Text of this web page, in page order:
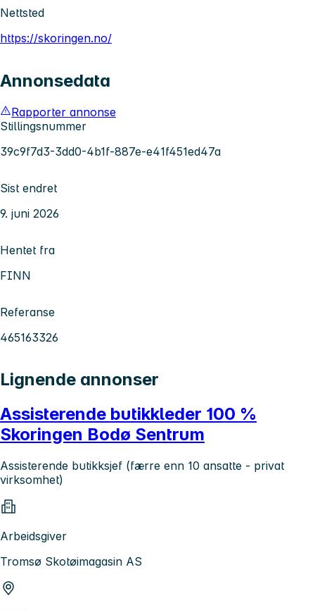
Nettsted
https://skoringen.no/
Annonsedata
Rapporter annonse
Stillingsnummer
39c9f7d3-3dd0-4b1f-887e-e41f451ed47a
Sist endret
9. juni 2026
Hentet fra
FINN
Referanse
465163326
Lignende annonser
Assisterende butikkleder 100 %
Skoringen Bodø Sentrum
Assisterende butikksjef (færre enn 10 ansatte - privat
virksomhet)
Arbeidsgiver
Tromsø Skotøimagasin AS